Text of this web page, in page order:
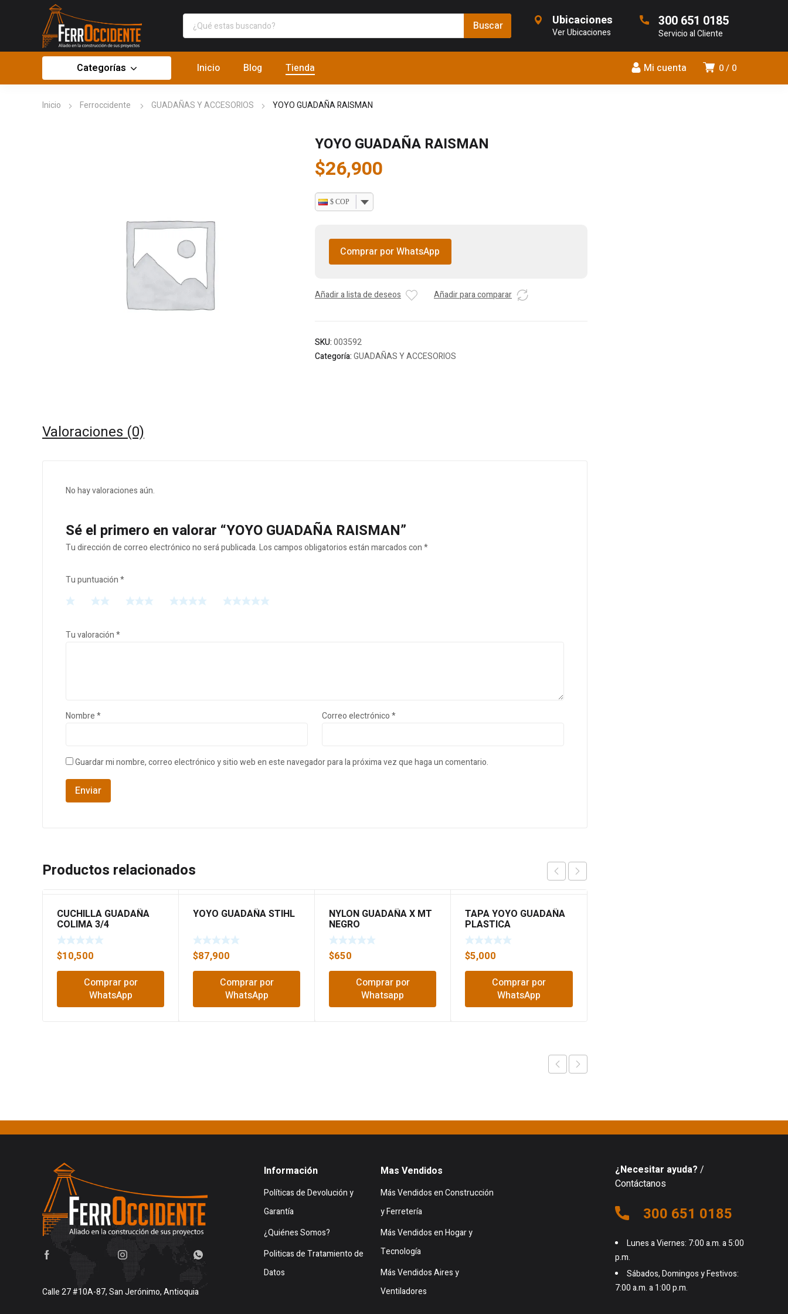
Ubicaciones
Ver Ubicaciones
300 651 0185
Servicio al Cliente
0 0
Mi cuenta
Categorías Inicio Blog Tienda
Inicio Ferroccidente GUADAÑAS Y ACCESORIOS YOYO GUADAÑA RAISMAN
YOYO GUADAÑA RAISMAN
$26,900
$ COP
Comprar por WhatsApp
Añadir a lista de deseos Añadir para comparar
SKU:003592
Categoría:GUADAÑAS Y ACCESORIOS
Valoraciones (0)
No hay valoraciones aún.
Sé el primero en valorar “YOYO GUADAÑA RAISMAN”
Tu dirección de correo electrónico no será publicada.Los campos obligatorios están marcados con*
Tu puntuación*
Tu valoración*
Nombre* Correo electrónico*
Guardar mi nombre, correo electrónico y sitio web en este navegador para la próxima vez que haga un comentario.
Productos relacionados
CUCHILLA GUADAÑA
COLIMA 3/4
$10,500
Comprar por
WhatsApp
YOYO GUADAÑA STIHL
$87,900
Comprar por
WhatsApp
NYLON GUADAÑA X MT
NEGRO
$650
Comprar por
Whatsapp
TAPA YOYO GUADAÑA
PLASTICA
$5,000
Comprar por
WhatsApp
Calle 27 #10A-87, San Jerónimo, Antioquia
Información
Políticas de Devolución y
Garantía
¿Quiénes Somos?
Politicas de Tratamiento de
Datos
Mas Vendidos
Más Vendidos en Construcción
y Ferretería
Más Vendidos en Hogar y
Tecnología
Más Vendidos Aires y
Ventiladores
¿Necesitar ayuda? /
Contáctanos
300 651 0185
Lunes a Viernes: 7:00 a.m. a 5:00
p.m.
Sábados, Domingos y Festivos:
7:00 a.m. a 1:00 p.m.